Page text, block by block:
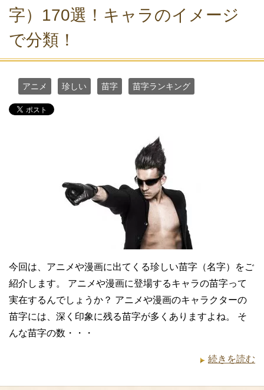
字）170選！キャラのイメージ
で分類！
アニメ 珍しい 苗字 苗字ランキング
今回は、アニメや漫画に出てくる珍しい苗字（名字）をご
紹介します。 アニメや漫画に登場するキャラの苗字って
実在するんでしょうか？ アニメや漫画のキャラクターの
苗字には、深く印象に残る苗字が多くありますよね。 そ
んな苗字の数・・・
続きを読む